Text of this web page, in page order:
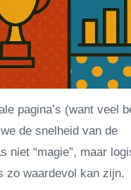
pagina’s (want veel
de snelheid van de
niet “magie”, maar
zo waardevol kan zijn.